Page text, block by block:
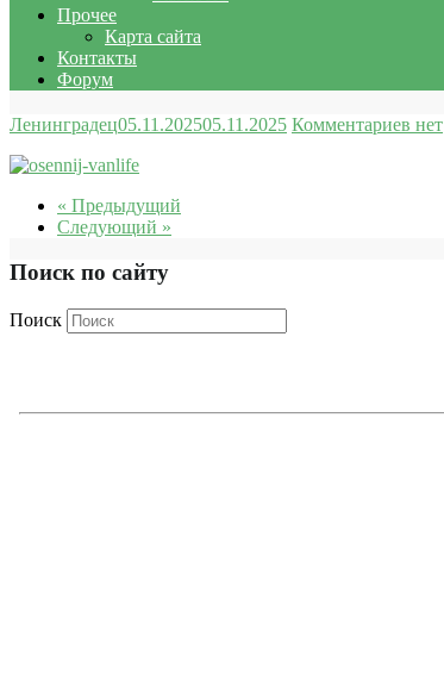
Прочее
Карта сайта
Контакты
Форум
Ленинградец05.11.202505.11.2025 Комментариев нет
« Предыдущий
Следующий »
Поиск по сайту
Поиск